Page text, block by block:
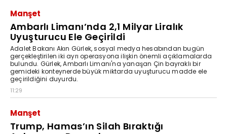
Manşet
Ambarlı Limanı’nda 2,1 Milyar Liralık
Uyuşturucu Ele Geçirildi
Adalet Bakanı Akın Gürlek, sosyal medya hesabından bugün
gerçekleştirilen iki ayrı operasyona ilişkin önemli açıklamalarda
bulundu. Gürlek, Ambarlı Limanı'na yanaşan Çin bayraklı bir
gemideki konteynerde büyük miktarda uyuşturucu madde ele
geçirildiğini duyurdu.
11:29
Manşet
Trump, Hamas’ın Silah Bıraktığı